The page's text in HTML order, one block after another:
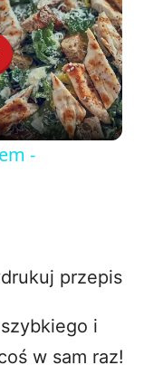
-
przepis
i
w sam raz!